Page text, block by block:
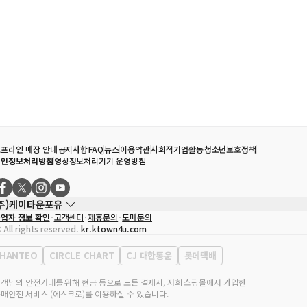
라인 매장 안내공지사항FAQ뉴스이용약관사회적기업활동청소년보호정책
정보처리방침영상정보처리기기 운영방침
)케이타운포유
자
송효민
업자등록번호
120-87-71116
판매업 신고번호 제2011-서울강남-02223
표전화
02-552-9855
자 정보 확인 고객센터 제휴문의 도매문의
rights reserved. kr.ktown4u.com
HANTEO CIRCLE CHART CJ 대한통운 롯데택배
님의 안전거래를 위해 현금 등으로 모든 결제시, 저희 쇼핑몰에서 가입한
안전 서비스 (에스크로)를 이용하실 수 있습니다.